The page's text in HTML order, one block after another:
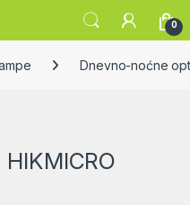
0
Dnevno-noćne